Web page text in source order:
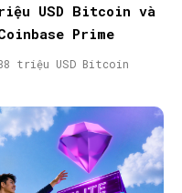
USD Bitcoin và
Prime
triệu USD Bitcoin